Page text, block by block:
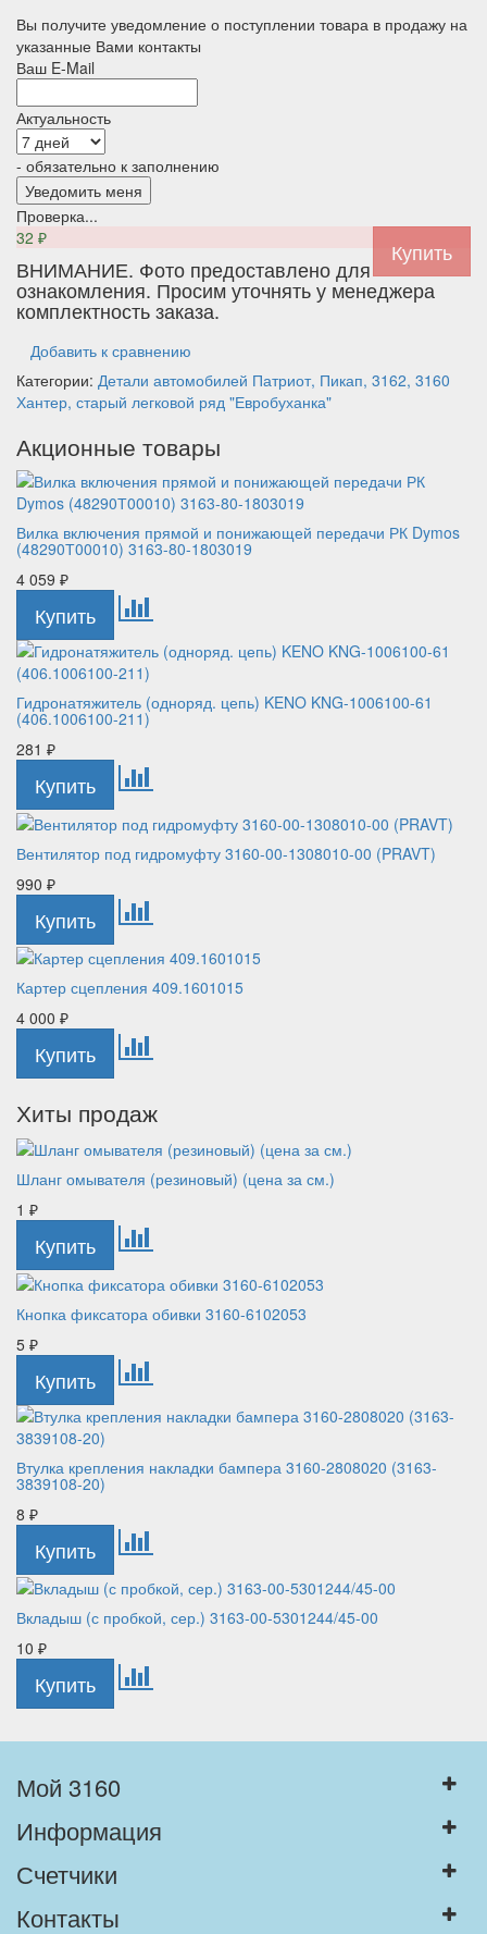
Вы получите уведомление о поступлении товара в продажу на
указанные Вами контакты
Ваш E-Mail
Актуальность
- обязательно к заполнению
Проверка...
32 ₽
ВНИМАНИЕ. Фото предоставлено для
ознакомления. Просим уточнять у менеджера
комплектность заказа.
Добавить к сравнению
Категории: Детали автомобилей Патриот, Пикап, 3162, 3160
Хантер, старый легковой ряд "Евробуханка"
Акционные товары
Вилка включения прямой и понижающей передачи РК Dymos
(48290Т00010) 3163-80-1803019
4 059 ₽
Гидронатяжитель (одноряд. цепь) KENO KNG-1006100-61
(406.1006100-211)
281 ₽
Вентилятор под гидромуфту 3160-00-1308010-00 (PRAVT)
990 ₽
Картер сцепления 409.1601015
4 000 ₽
Хиты продаж
Шланг омывателя (резиновый) (цена за см.)
1 ₽
Кнопка фиксатора обивки 3160-6102053
5 ₽
Втулка крепления накладки бампера 3160-2808020 (3163-
3839108-20)
8 ₽
Вкладыш (с пробкой, сер.) 3163-00-5301244/45-00
10 ₽
Мой 3160
Информация
Счетчики
Контакты